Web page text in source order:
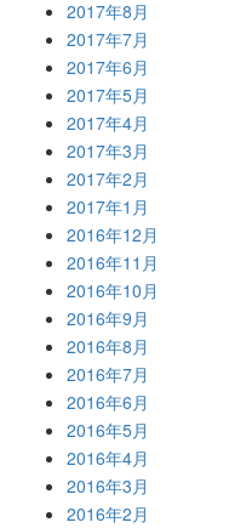
2017年8月
2017年7月
2017年6月
2017年5月
2017年4月
2017年3月
2017年2月
2017年1月
2016年12月
2016年11月
2016年10月
2016年9月
2016年8月
2016年7月
2016年6月
2016年5月
2016年4月
2016年3月
2016年2月